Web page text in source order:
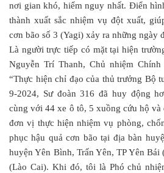
nơi gian khó, hiểm nguy nhất. Điển
thành xuất sắc nhiệm vụ đột xuất,
cơn bão số 3 (Yagi) xảy ra những ngày
Là người trực tiếp có mặt tại hiện
Nguyễn Trí Thanh, Chủ nhiệm
“Thực hiện chỉ đạo của thủ trưởng Bộ
9-2024, Sư đoàn 316 đã huy động
cùng với 44 xe ô tô, 5 xuồng cứu hộ và
đơn vị thực hiện nhiệm vụ phòng,
phục hậu quả cơn bão tại địa bàn
huyện Yên Bình, Trấn Yên, TP Yên
(Lào Cai). Khi đó, tôi là Phó chủ